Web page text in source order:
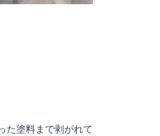
た塗料まで剥がれて